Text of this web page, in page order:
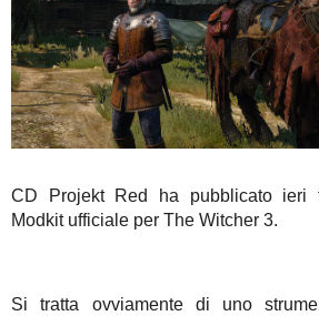
CD Projekt Red ha pubblicato ieri
Modkit ufficiale per The Witcher 3.
Si tratta ovviamente di uno